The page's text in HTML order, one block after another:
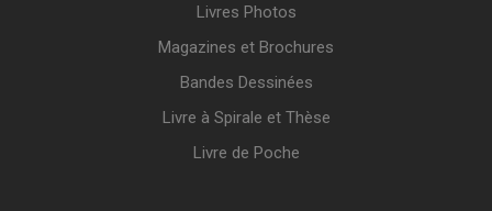
Livres Photos
Magazines et Brochures
Bandes Dessinées
Livre à Spirale et Thèse
Livre de Poche